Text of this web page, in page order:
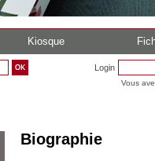
Kiosque
Login
Vous
Biographie